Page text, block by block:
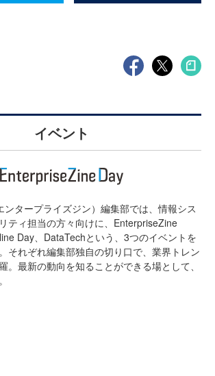
イベント
タープライズジン）編集部では、情報シス
ティ担当の方々向けに、EnterpriseZine
Day、DataTechという、3つのイベントを
それぞれ編集部独自の切り口で、業界トレン
。最新の動向を知ることができる場として、